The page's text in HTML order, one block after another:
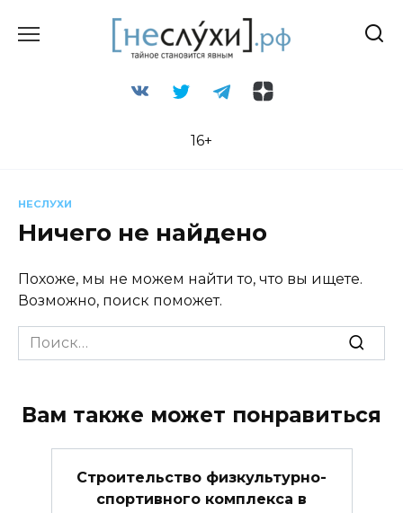
16+
НЕСЛУХИ
Ничего не найдено
Похоже, мы не можем найти то, что вы ищете.
Возможно, поиск поможет.
Search
for:
Вам также может понравиться
Строительство физкультурно-
спортивного комплекса в